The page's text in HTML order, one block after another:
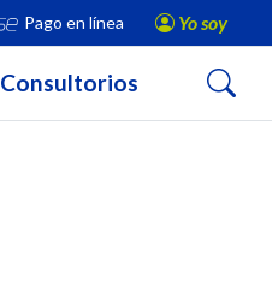
Pago en línea Yo soy
Consultorios Buscar